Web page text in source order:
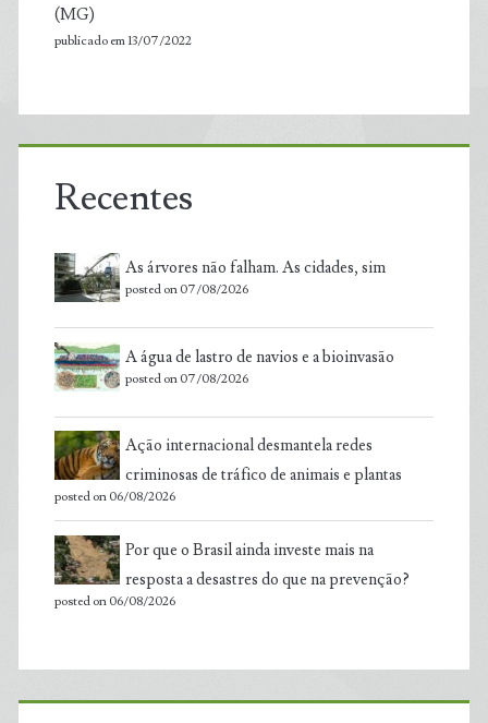
(MG)
publicado em 13/07/2022
Recentes
As árvores não falham. As cidades, sim
posted on 07/08/2026
A água de lastro de navios e a bioinvasão
posted on 07/08/2026
Ação internacional desmantela redes
criminosas de tráfico de animais e plantas
posted on 06/08/2026
Por que o Brasil ainda investe mais na
resposta a desastres do que na prevenção?
posted on 06/08/2026